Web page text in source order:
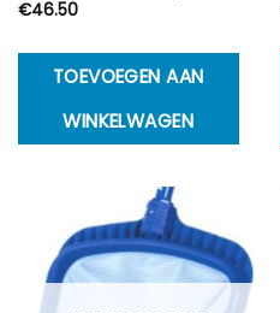
€46.50
TOEVOEGEN AAN
WINKELWAGEN